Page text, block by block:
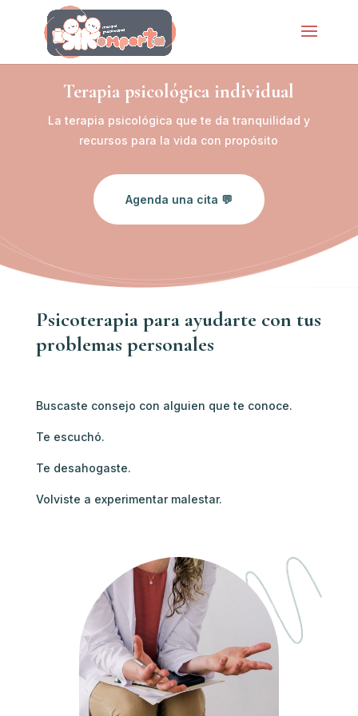
Terapia psicológica individual
La terapia psicológica que te da tranquilidad y
recursos para la vida con propósito
Agenda una cita 💬
Psicoterapia para ayudarte con tus
problemas personales
Buscaste consejo con alguien que te conoce.
Te escuchó.
Te desahogaste.
Volviste a experimentar malestar.